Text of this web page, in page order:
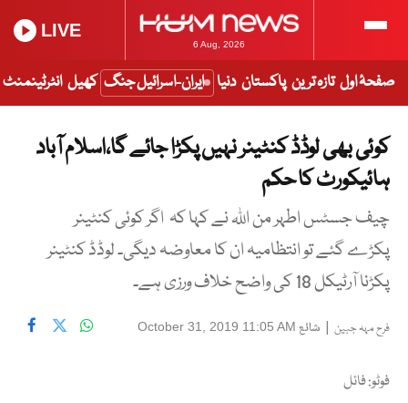
6 Aug, 2026
LIVE
صفحۂ اول تازہ ترین پاکستان دنیا ایران-اسرائیل جنگ کھیل انٹرٹینمنٹ
کوئی بھی لوڈڈ کنٹینر نہیں پکڑا جائے گا،اسلام آباد
ہائیکورٹ کا حکم
چیف جسٹس اطہر من اللہ نے کہا کہ اگر کوئی کنٹینر
پکڑے گئے تو انتظامیہ ان کا معاوضہ دیگی۔ لوڈڈ کنٹینر
پکڑنا آرٹیکل 18 کی واضح خلاف ورزی ہے۔
فرح مہہ جبین | شائع October 31, 2019 11:05 AM
فوٹو: فائل